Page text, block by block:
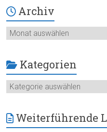
Archiv
Archiv
Kategorien
Kategorien
Weiterführende